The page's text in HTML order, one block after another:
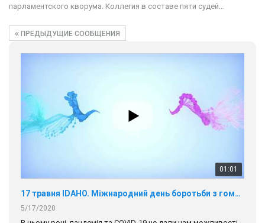
парламентского кворума. Коллегия в составе пяти судей…
ПРЕДЫДУЩИЕ СООБЩЕНИЯ
01:01
17 травня IDAHO. Міжнародний день боротьби з гомофобією трансфобією і біфобія.
5/17/2020